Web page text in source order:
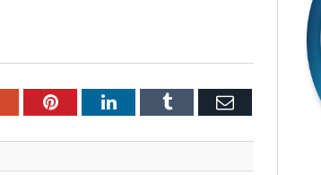
Google+Pinterest
LinkedInTumblrEmail